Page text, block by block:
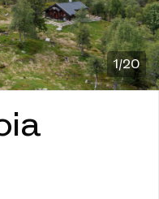
1/20